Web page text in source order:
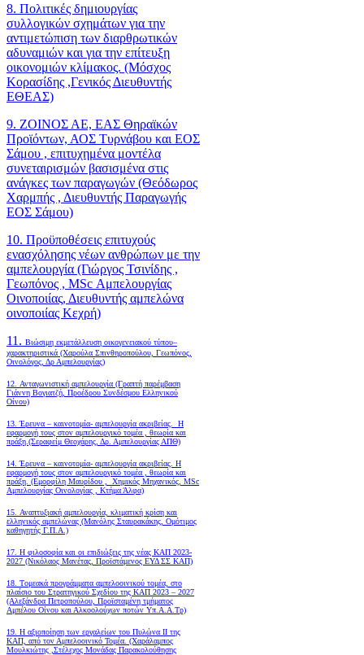
8. Πολιτικές δημιουργίας
συλλογικών σχημάτων για την
αντιμετώπιση των διαρθρωτικών
αδυναμιών και για την επίτευξη
οικονομιών κλίμακος. (Μόσχος
Κορασίδης ,Γενικός Διευθυντής
ΕΘΕΑΣ)
9. ΖΟΙΝΟΣ ΑΕ, ΕΑΣ Θηραϊκών
Προϊόντων, ΑΟΣ Τυρνάβου και ΕΟΣ
Σάμου , επιτυχημένα μοντέλα
συνεταιρισμών βασισμένα στις
ανάγκες των παραγωγών (Θεόδωρος
Χαρμπής , Διευθυντής Παραγωγής
ΕΟΣ Σάμου)
10. Προϋποθέσεις επιτυχούς
ενασχόλησης νέων ανθρώπων με την
αμπελουργία (Γιώργος Τσινίδης ,
Γεωπόνος , MSc Αμπελουργίας
Οινοποιίας, Διευθυντής αμπελώνα
οινοποιίας Κεχρή)
11. Βιώσιμη εκμετάλλευση οικογενειακού τύπου–
χαρακτηριστικά (Χαρούλα Σπινθηροπούλου, Γεωπόνος,
Οινολόγος, Δρ Αμπελουργίας)
12. Ανταγωνιστική αμπελουργία (Γραπτή παρέμβαση
Γιάννη Βογιατζή, Προέδρου Συνδέσμου Ελληνικού
Οίνου)
13. Έρευνα – καινοτομία- αμπελουργία ακριβείας. Η
εφαρμογή τους στον αμπελουργικό τομέα , θεωρία και
πράξη.(Σεραφείμ Θεοχάρης, Δρ. Αμπελουργίας ΑΠΘ)
14. Έρευνα – καινοτομία- αμπελουργία ακριβείας. Η
εφαρμογή τους στον αμπελουργικό τομέα , θεωρία και
πράξη. (Εμορφίλη Μαυρίδου , Χημικός Μηχανικός, MSc
Αμπελουργίας Οινολογίας , Κτήμα Άλφα)
15. Αναπτυξιακή αμπελουργία, κλιματική κρίση και
ελληνικός αμπελώνας (Μανόλης Σταυρακάκης, Ομότιμος
καθηγητής Γ.Π.Α.)
17. Η φιλοσοφία και οι επιδιώξεις της νέας ΚΑΠ 2023-
2027 (Νικόλαος Μανέτας, Προϊστάμενος ΕΥΔ ΣΣ ΚΑΠ)
18. Tομεακά προγράμματα αμπελοοινικού τομέα, στο
πλαίσιο του Στρατηγικού Σχεδίου της ΚΑΠ 2023 – 2027
(Αλεξάνδρα Πετροπούλου, Προϊσταμένη τμήματος
Αμπέλου Οίνου και Αλκοολούχων ποτών Υπ.Α.Α.Τρ)
19. Η αξιοποίηση των εργαλείων του Πυλώνα ΙΙ της
ΚΑΠ, από τον Αμπελοοινικό Τομέα. (Χαράλαμπος
Μουλκιώτης ,Στέλεχος Μονάδας Παρακολούθησης